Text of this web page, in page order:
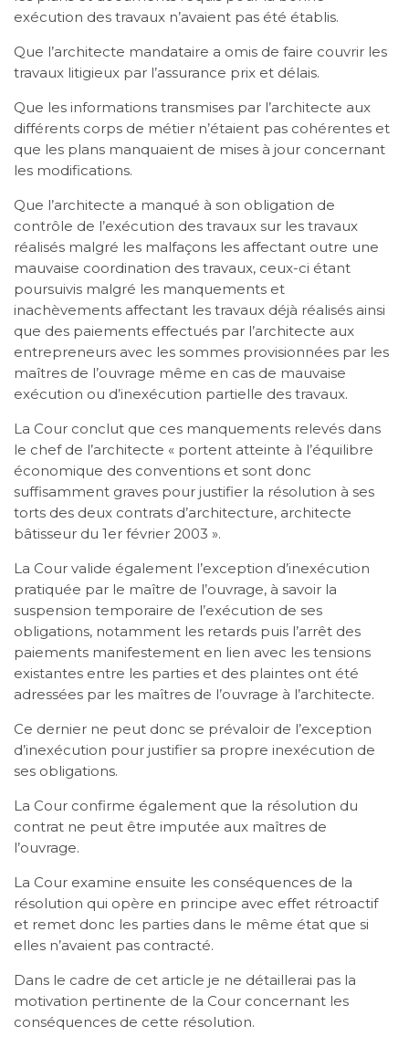
exécution des travaux n’avaient pas été établis.
Que l’architecte mandataire a omis de faire couvrir les
travaux litigieux par l’assurance prix et délais.
Que les informations transmises par l’architecte aux
différents corps de métier n’étaient pas cohérentes et
que les plans manquaient de mises à jour concernant
les modifications.
Que l’architecte a manqué à son obligation de
contrôle de l’exécution des travaux sur les travaux
réalisés malgré les malfaçons les affectant outre une
mauvaise coordination des travaux, ceux-ci étant
poursuivis malgré les manquements et
inachèvements affectant les travaux déjà réalisés ainsi
que des paiements effectués par l’architecte aux
entrepreneurs avec les sommes provisionnées par les
maîtres de l’ouvrage même en cas de mauvaise
exécution ou d’inexécution partielle des travaux.
La Cour conclut que ces manquements relevés dans
le chef de l’architecte « portent atteinte à l’équilibre
économique des conventions et sont donc
suffisamment graves pour justifier la résolution à ses
torts des deux contrats d’architecture, architecte
bâtisseur du 1er février 2003 ».
La Cour valide également l’exception d’inexécution
pratiquée par le maître de l’ouvrage, à savoir la
suspension temporaire de l’exécution de ses
obligations, notamment les retards puis l’arrêt des
paiements manifestement en lien avec les tensions
existantes entre les parties et des plaintes ont été
adressées par les maîtres de l’ouvrage à l’architecte.
Ce dernier ne peut donc se prévaloir de l’exception
d’inexécution pour justifier sa propre inexécution de
ses obligations.
La Cour confirme également que la résolution du
contrat ne peut être imputée aux maîtres de
l’ouvrage.
La Cour examine ensuite les conséquences de la
résolution qui opère en principe avec effet rétroactif
et remet donc les parties dans le même état que si
elles n’avaient pas contracté.
Dans le cadre de cet article je ne détaillerai pas la
motivation pertinente de la Cour concernant les
conséquences de cette résolution.